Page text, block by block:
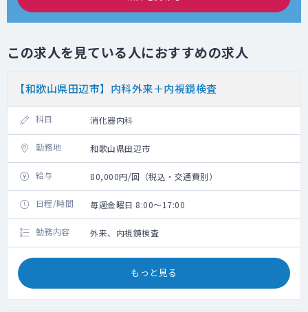
この求人を見ている人におすすめの求人
【和歌山県田辺市】内科外来＋内視鏡検査
科目 消化器内科
勤務地 和歌山県田辺市
給与 80,000円/回（税込・交通費別）
日程/時間 毎週金曜日 8:00～17:00
勤務内容 外来、内視鏡検査
もっと見る